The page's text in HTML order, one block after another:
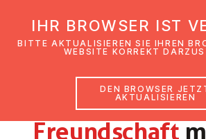
Freund­schaft
IHR BROWSER IST
BITTE AKTUALISIEREN SIE IHREN
WEBSITE KORREKT
DEN BROWSER
AKTUALISIEREN